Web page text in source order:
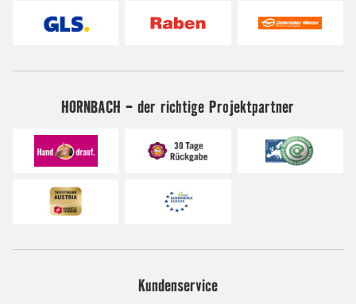
HORNBACH - der richtige Projektpartner
Kundenservice